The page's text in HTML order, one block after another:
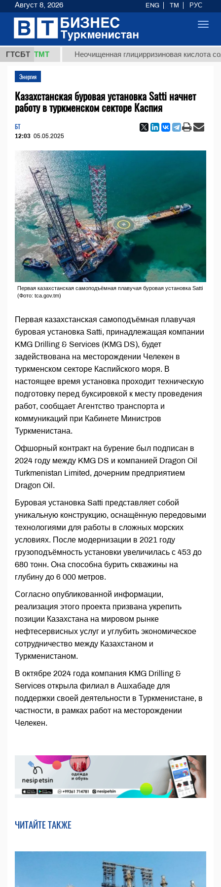
ГТСБТ
ТМТ Неочищенная глицирризиновая кислота
Энергия
Казахстанская буровая установка Satti начнет
работу в туркменском секторе Каспия
БТ
12:03 05.05.2025
Первая казахстанская самоподъёмная плавучая буровая установка Satti
(Фото: tca.gov.tm)
Первая казахстанская самоподъёмная плавучая
буровая установка Satti, принадлежащая компании
KMG Drilling & Services (KMG DS), будет
задействована на месторождении Челекен в
туркменском секторе Каспийского моря. В
настоящее время установка проходит техническую
подготовку перед буксировкой к месту проведения
работ, сообщает Агентство транспорта и
коммуникаций при Кабинете Министров
Туркменистана.
Офшорный контракт на бурение был подписан в
2024 году между KMG DS и компанией Dragon Oil
Turkmenistan Limited, дочерним предприятием
Dragon Oil.
Буровая установка Satti представляет собой
уникальную конструкцию, оснащённую передовыми
технологиями для работы в сложных морских
условиях. После модернизации в 2021 году
грузоподъёмность установки увеличилась с 453 до
680 тонн. Она способна бурить скважины на
глубину до 6 000 метров.
Согласно опубликованной информации,
реализация этого проекта призвана укрепить
позиции Казахстана на мировом рынке
нефтесервисных услуг и углубить экономическое
сотрудничество между Казахстаном и
Туркменистаном.
В октябре 2024 года компания KMG Drilling &
Services открыла филиал в Ашхабаде для
поддержки своей деятельности в Туркменистане, в
частности, в рамках работ на месторождении
Челекен.
ЧИТАЙТЕ ТАКЖЕ
Август 8, 2026 ENG TM РУС